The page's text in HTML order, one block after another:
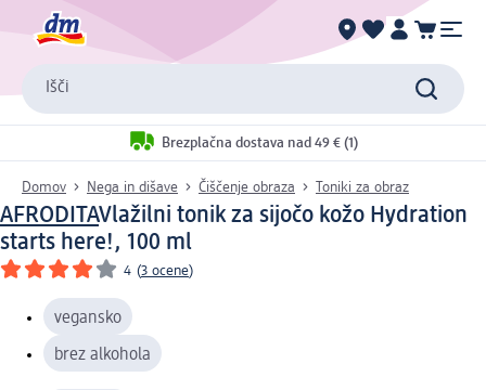
Išči
Brezplačna dostava nad 49 € (1)
Domov Nega in dišave Čiščenje obraza Toniki za obraz
AFRODITAVlažilni tonik za sijočo kožo Hydration
starts here!, 100 ml
4 (3 ocene)
vegansko
brez alkohola